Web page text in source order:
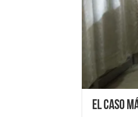
El caso